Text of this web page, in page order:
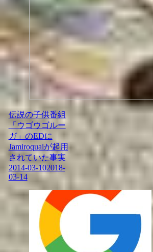
伝説の子供番組
「ウゴウゴルー
ガ」のEDに
Jamiroquaiが起用
されていた事実
2014-03-102018-
03-14